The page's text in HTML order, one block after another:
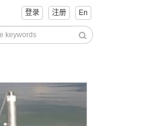
登录 注册 En